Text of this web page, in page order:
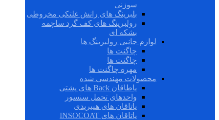
سوزنی
بلبرینگ های رانش غلتکی مخروطی
رولبرینگ های کف گرد ساچمه
بشکه ای
لوازم جانبی رولبرینگ ها
چاگنت ها
چاگنت ها
مهره چاگنت ها
محصولات مهندسی شده
یاطاقان Back های پشتی
واحدهای تحمل سنسور
یاتاقان های هیبریدی
یاتاقان های INSOCOAT